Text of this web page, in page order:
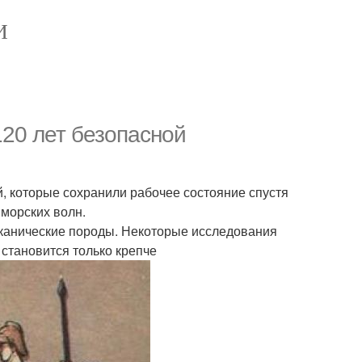
лет безопасной
сохранили рабочее состояние спустя
волн.
породы. Некоторые исследования
только крепче